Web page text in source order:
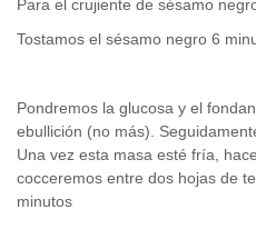
Para el crujiente de sésamo
Tostamos el sésamo negro 6
Pondremos la glucosa y el
ebullición (no más).
Una vez esta masa esté fría,
cocceremos entre dos hojas de
minutos